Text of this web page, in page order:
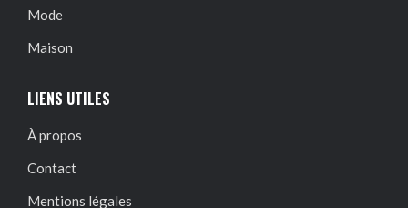
Mode
Maison
LIENS UTILES
À propos
Contact
Mentions légales